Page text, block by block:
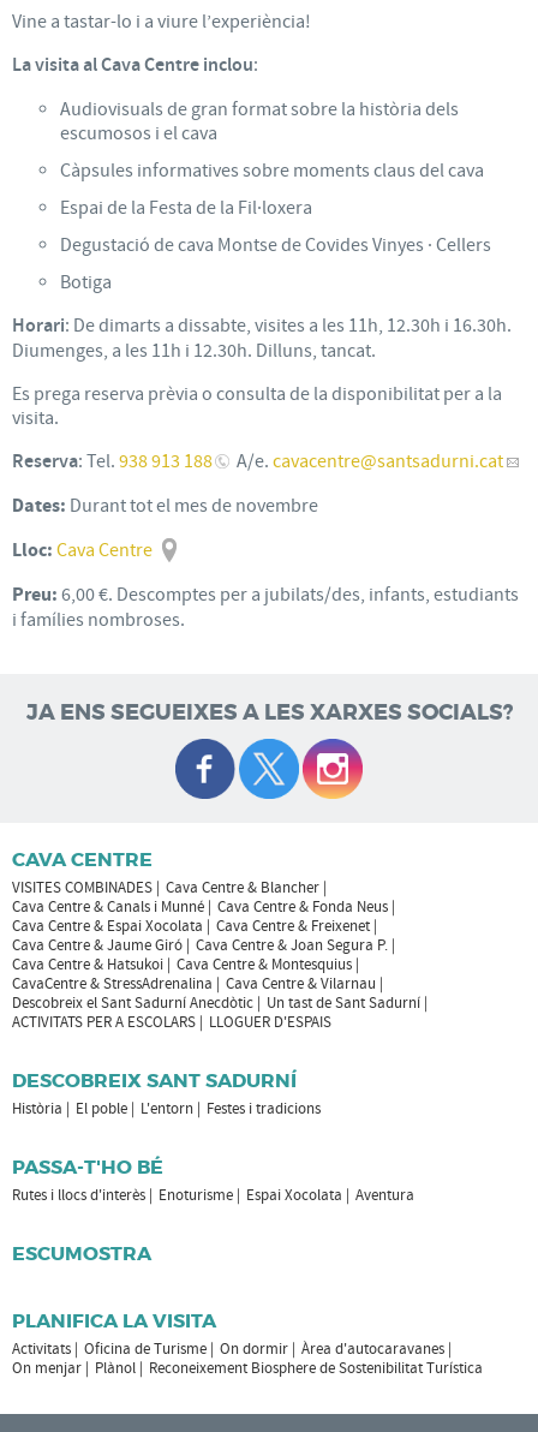
Vine a tastar-lo i a viure l’experiència!
La visita al Cava Centre inclou:
Audiovisuals de gran format sobre la història dels
escumosos i el cava
Càpsules informatives sobre moments claus del cava
Espai de la Festa de la Fil·loxera
Degustació de cava Montse de Covides Vinyes · Cellers
Botiga
Horari: De dimarts a dissabte, visites a les 11h, 12.30h i 16.30h.
Diumenges, a les 11h i 12.30h. Dilluns, tancat.
Es prega reserva prèvia o consulta de la disponibilitat per a la
visita.
Reserva: Tel. 938 913 188 A/e. cavacentre@santsadurni.cat
Dates: Durant tot el mes de novembre
Lloc: Cava Centre
Preu: 6,00 €. Descomptes per a jubilats/des, infants, estudiants
i famílies nombroses.
JA ENS SEGUEIXES A LES XARXES SOCIALS?
CAVA CENTRE
VISITES COMBINADES
Cava Centre & Blancher
Cava Centre & Canals i Munné
Cava Centre & Fonda Neus
Cava Centre & Espai Xocolata
Cava Centre & Freixenet
Cava Centre & Jaume Giró
Cava Centre & Joan Segura P.
Cava Centre & Hatsukoi
Cava Centre & Montesquius
CavaCentre & StressAdrenalina
Cava Centre & Vilarnau
Descobreix el Sant Sadurní Anecdòtic
Un tast de Sant Sadurní
ACTIVITATS PER A ESCOLARS
LLOGUER D'ESPAIS
DESCOBREIX SANT SADURNÍ
Història El poble L'entorn Festes i tradicions
PASSA-T'HO BÉ
Rutes i llocs d'interès Enoturisme Espai Xocolata Aventura
ESCUMOSTRA
PLANIFICA LA VISITA
Activitats Oficina de Turisme On dormir
Àrea d'autocaravanes
On menjar
Plànol Reconeixement Biosphere de Sostenibilitat Turística